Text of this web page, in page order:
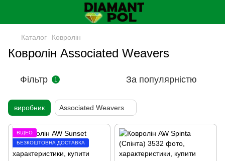
Каталог Ковролін
Ковролін Associated Weavers
Фільтр 1 За популярністю
виробник Associated Weavers
ВІДЕО
БЕЗКОШТОВНА ДОСТАВКА